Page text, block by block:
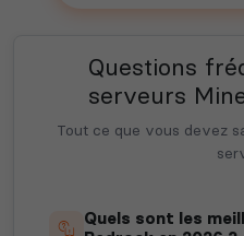
Questions
serveurs
Tout ce que vous devez
Quels sont les